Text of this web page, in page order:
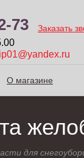
73 Заказать
О магазине
для